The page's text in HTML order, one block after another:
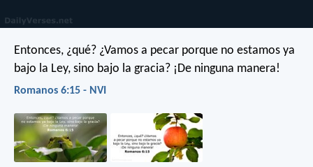
Entonces, ¿qué? ¿Vamos a pecar porque no estamos ya
bajo la Ley, sino bajo la gracia? ¡De ninguna manera!
Romanos 6:15 - NVI